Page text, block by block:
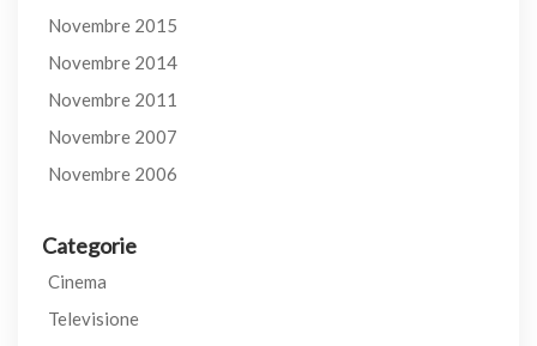
Novembre 2015
Novembre 2014
Novembre 2011
Novembre 2007
Novembre 2006
Categorie
Cinema
Televisione